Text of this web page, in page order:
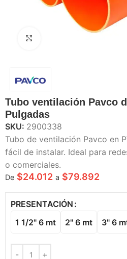
Tubo ventilación Pavco
Pulgadas
SKU: 2900338
Tubo de ventilación Pavco en
fácil de instalar. Ideal para
o comerciales.
De $24.012 a $79.892
PRESENTACIÓN
1 1/2" 6 mt
2" 6 mt 3" 6